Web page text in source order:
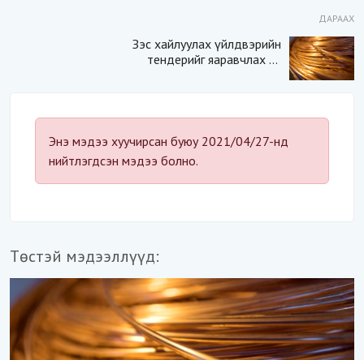
ДАРААХ
Зэс хайлуулах үйлдвэрийн
тендерийг яаравчлах нь
Энэ мэдээ хуучирсан буюу 2021/04/27-нд
нийтлэгдсэн мэдээ болно.
Төстэй мэдээллүүд: